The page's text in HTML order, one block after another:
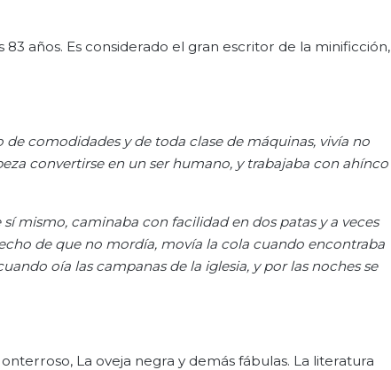
años. Es considerado el gran escritor de la minificción,
comodidades y de toda clase de máquinas, vivía no
convertirse en un ser humano, y trabajaba con ahínco
mismo, caminaba con facilidad en dos patas y a veces
de que no mordía, movía la cola cuando encontraba
oía las campanas de la iglesia, y por las noches se
La oveja negra y demás fábulas. La literatura